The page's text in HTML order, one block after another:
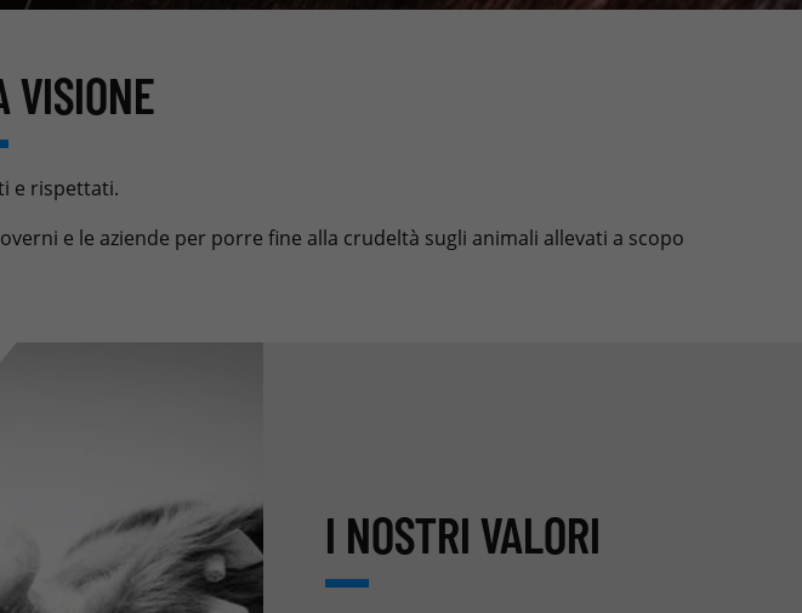
VISIONE
e rispettati.
e le aziende per porre fine alla crudeltà sugli animali allevati a scopo
I NOSTRI VALORI